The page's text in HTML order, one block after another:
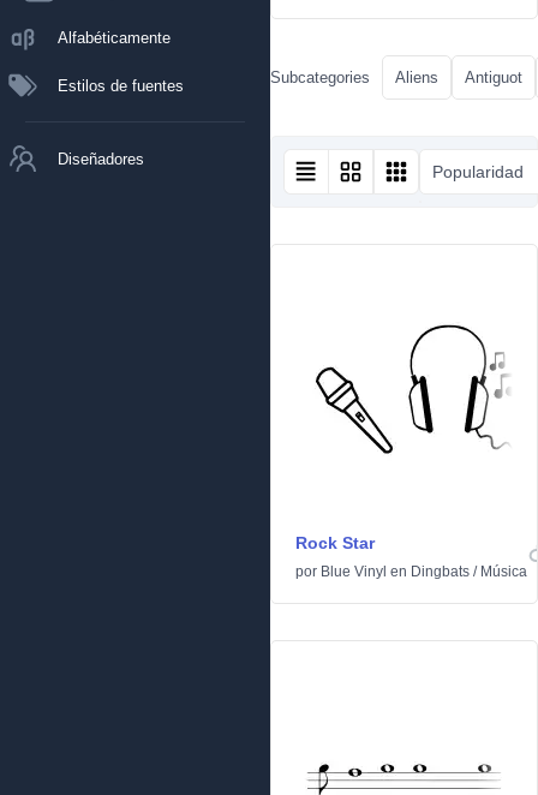
Alfabéticamente
Estilos de fuentes
Diseñadores
Subcategories Aliens Antiguot
Popularidad
Rock Star
por Blue Vinyl en Dingbats / Música